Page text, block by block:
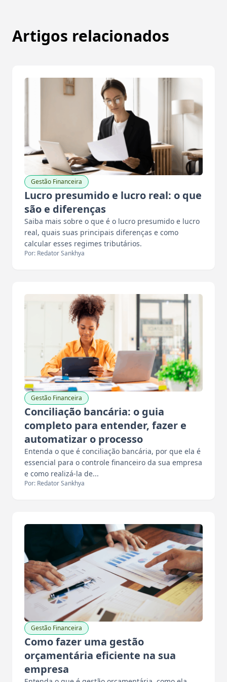
Artigos relacionados
Gestão Financeira
Lucro presumido e lucro real: o que
são e diferenças
Saiba mais sobre o que é o lucro presumido e lucro
real, quais suas principais diferenças e como
calcular esses regimes tributários.
Por: Redator Sankhya
Gestão Financeira
Conciliação bancária: o guia
completo para entender, fazer e
automatizar o processo
Entenda o que é conciliação bancária, por que ela é
essencial para o controle financeiro da sua empresa
e como realizá-la de...
Por: Redator Sankhya
Gestão Financeira
Como fazer uma gestão
orçamentária eficiente na sua
empresa